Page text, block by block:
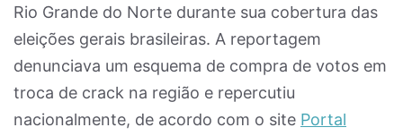
Rio Grande do Norte durante sua cobertura das
eleições gerais brasileiras. A reportagem
denunciava um esquema de compra de votos em
troca de crack na região e repercutiu
nacionalmente, de acordo com o site Portal